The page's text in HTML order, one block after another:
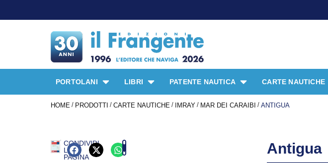
PORTOLANI LIBRI PATENTE NAUTICA CARTE NAUTICHE
HOME / PRODOTTI / CARTE NAUTICHE / IMRAY / MAR DEI CARAIBI / ANTIGUA
CONDIVIDI
LA
PAGINA
Antigua